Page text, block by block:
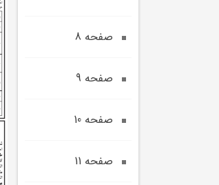
صفحه 8
صفحه 9
صفحه 10
صفحه 11